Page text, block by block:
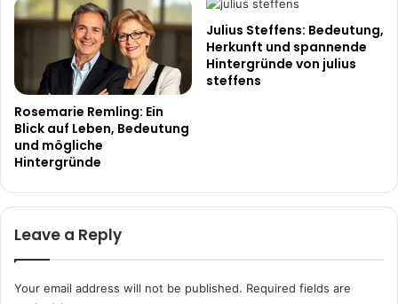
Rosemarie Remling: Ein
Blick auf Leben, Bedeutung
und mögliche
Hintergründe
Julius Steffens: Bedeutung,
Herkunft und spannende
Hintergründe von julius
steffens
Leave a Reply
Your email address will not be published. Required fields are